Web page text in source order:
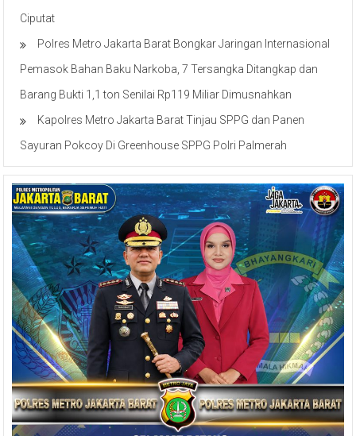
Ciputat
Polres Metro Jakarta Barat Bongkar Jaringan Internasional
Pemasok Bahan Baku Narkoba, 7 Tersangka Ditangkap dan
Barang Bukti 1,1 ton Senilai Rp119 Miliar Dimusnahkan
Kapolres Metro Jakarta Barat Tinjau SPPG dan Panen
Sayuran Pokcoy Di Greenhouse SPPG Polri Palmerah